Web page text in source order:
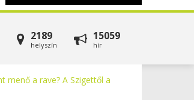
2189
helyszín
15059
hír